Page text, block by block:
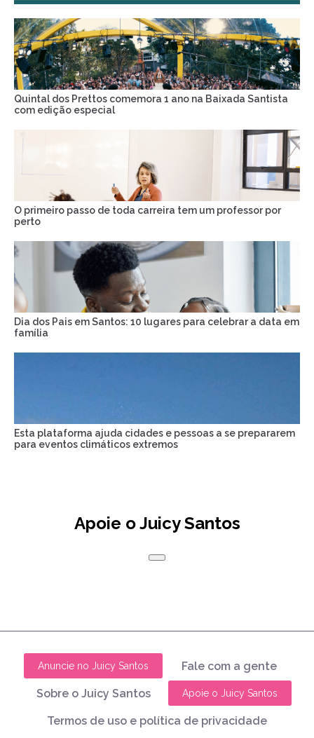
Quintal dos Prettos comemora 1 ano na Baixada Santista
com edição especial
O primeiro passo de toda carreira tem um professor por
perto
Dia dos Pais em Santos: 10 lugares para celebrar a data em
família
Esta plataforma ajuda cidades e pessoas a se prepararem
para eventos climáticos extremos
Apoie o Juicy Santos
Anuncie no Juicy Santos Fale com a gente
Sobre o Juicy Santos Apoie o Juicy Santos
Termos de uso e política de privacidade